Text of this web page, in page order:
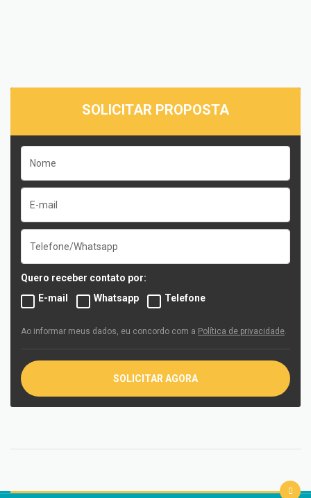
SOLICITAR PROPOSTA
Quero receber contato por:
E-mail
Whatsapp Telefone
Ao informar meus dados, eu concordo com a Política de privacidade.
SOLICITAR AGORA